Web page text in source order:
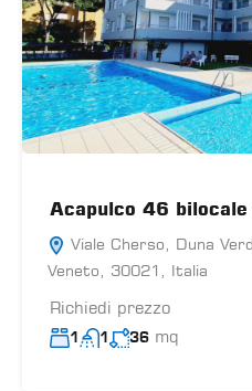
Acapulco 46
Viale Cherso, Duna
Veneto, 30021, Italia
Richiedi prezzo
1 1 36 mq